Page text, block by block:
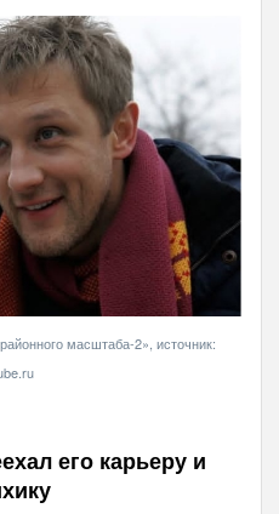
масштаба-2», источник:
его карьеру и